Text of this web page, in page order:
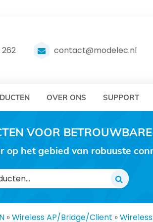
262 contact@modelec.nl
OVER ONS SUPPORT
VOOR
het gebied van robuuste
»Wireless AP/Bridge/Client »